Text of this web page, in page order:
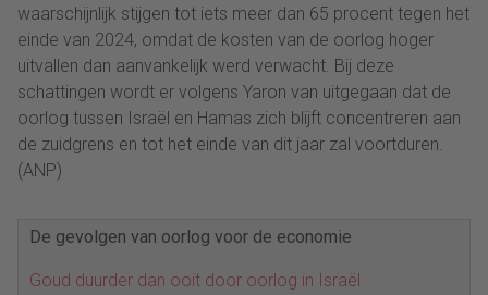
waarschijnlijk stijgen tot iets meer dan 65 procent tegen het
einde van 2024, omdat de kosten van de oorlog hoger
uitvallen dan aanvankelijk werd verwacht. Bij deze
schattingen wordt er volgens Yaron van uitgegaan dat de
oorlog tussen Israël en Hamas zich blijft concentreren aan
de zuidgrens en tot het einde van dit jaar zal voortduren.
(ANP)
De gevolgen van oorlog voor de economie
Goud duurder dan ooit door oorlog in Israël